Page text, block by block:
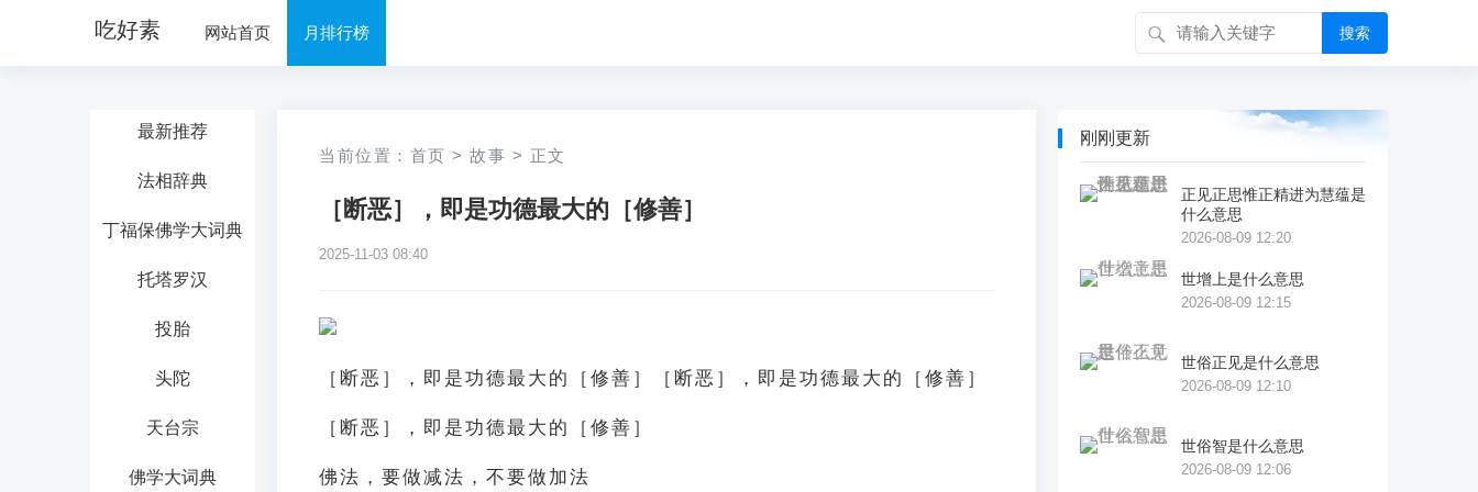
吃好素 网站首页 月排行榜 搜索
最新推荐
法相辞典
丁福保佛学大词典
托塔罗汉
投胎
头陀
天台宗
佛学大词典
当前位置： 首页 > 故事 > 正文
［断恶］，即是功德最大的［修善］
2025-11-03 08:40
［断恶］，即是功德最大的［修善］［断恶］，即是功德最大的［修善］
［断恶］，即是功德最大的［修善］
佛法，要做减法，不要做加法
刚刚更新
正见正思惟正精进为慧蕴是
什么意思
2026-08-09 12:20
世增上是什么意思
2026-08-09 12:15
世俗正见是什么意思
2026-08-09 12:10
世俗智是什么意思
2026-08-09 12:06